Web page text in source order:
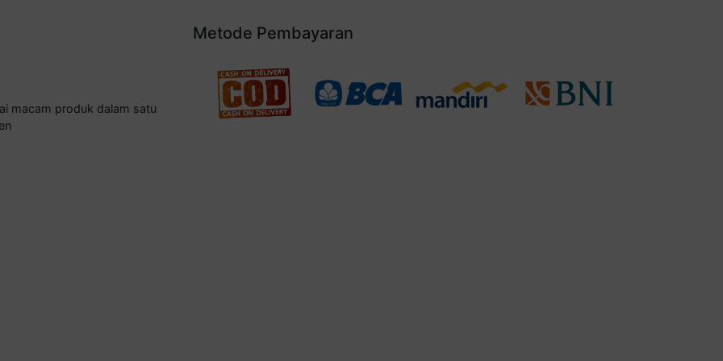
macam produk dalam satu
Metode Pembayaran